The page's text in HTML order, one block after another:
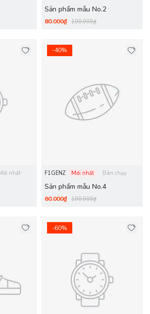
Sản phẩm mẫu No.2
80.000₫ 100.000₫
nhất
-40%
F1GENZ Mới nhất Bán chạy
Sản phẩm mẫu No.4
60.000₫ 100.000₫
-60%